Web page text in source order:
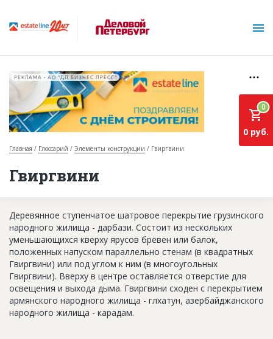
О проекте
База строящихся объектов
Инвестпроекты
Глоссарий
Новости
Платные услуги
РЕКЛАМА • АО "ДП БИЗНЕС ПРЕСС"
Главная Глоссарий Элементы конструкции Гвиргвини
Гвиргвини
0
0 руб.
Деревянное ступенчатое шатровое перекрытие грузинского
народного жилища - дарбази. Состоит из нескольких
уменьшающихся кверху ярусов брёвен или балок,
положенных напуском параллельно стенам (в квадратных
Гвиргвини) или под углом к ним (в многоугольных
Гвиргвини). Вверху в центре оставляется отверстие для
освещения и выхода дыма. Гвиргвини сходен с перекрытием
армянского народного жилища - глхатун, азербайджанского
народного жилища - карадам.